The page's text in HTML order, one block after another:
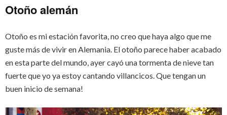
Otoño alemán
Otoño es mi estación favorita, no creo que haya algo que me
guste más de vivir en Alemania. El otoño parece haber acabado
en esta parte del mundo, ayer cayó una tormenta de nieve tan
fuerte que yo ya estoy cantando villancicos. Que tengan un
buen inicio de semana!